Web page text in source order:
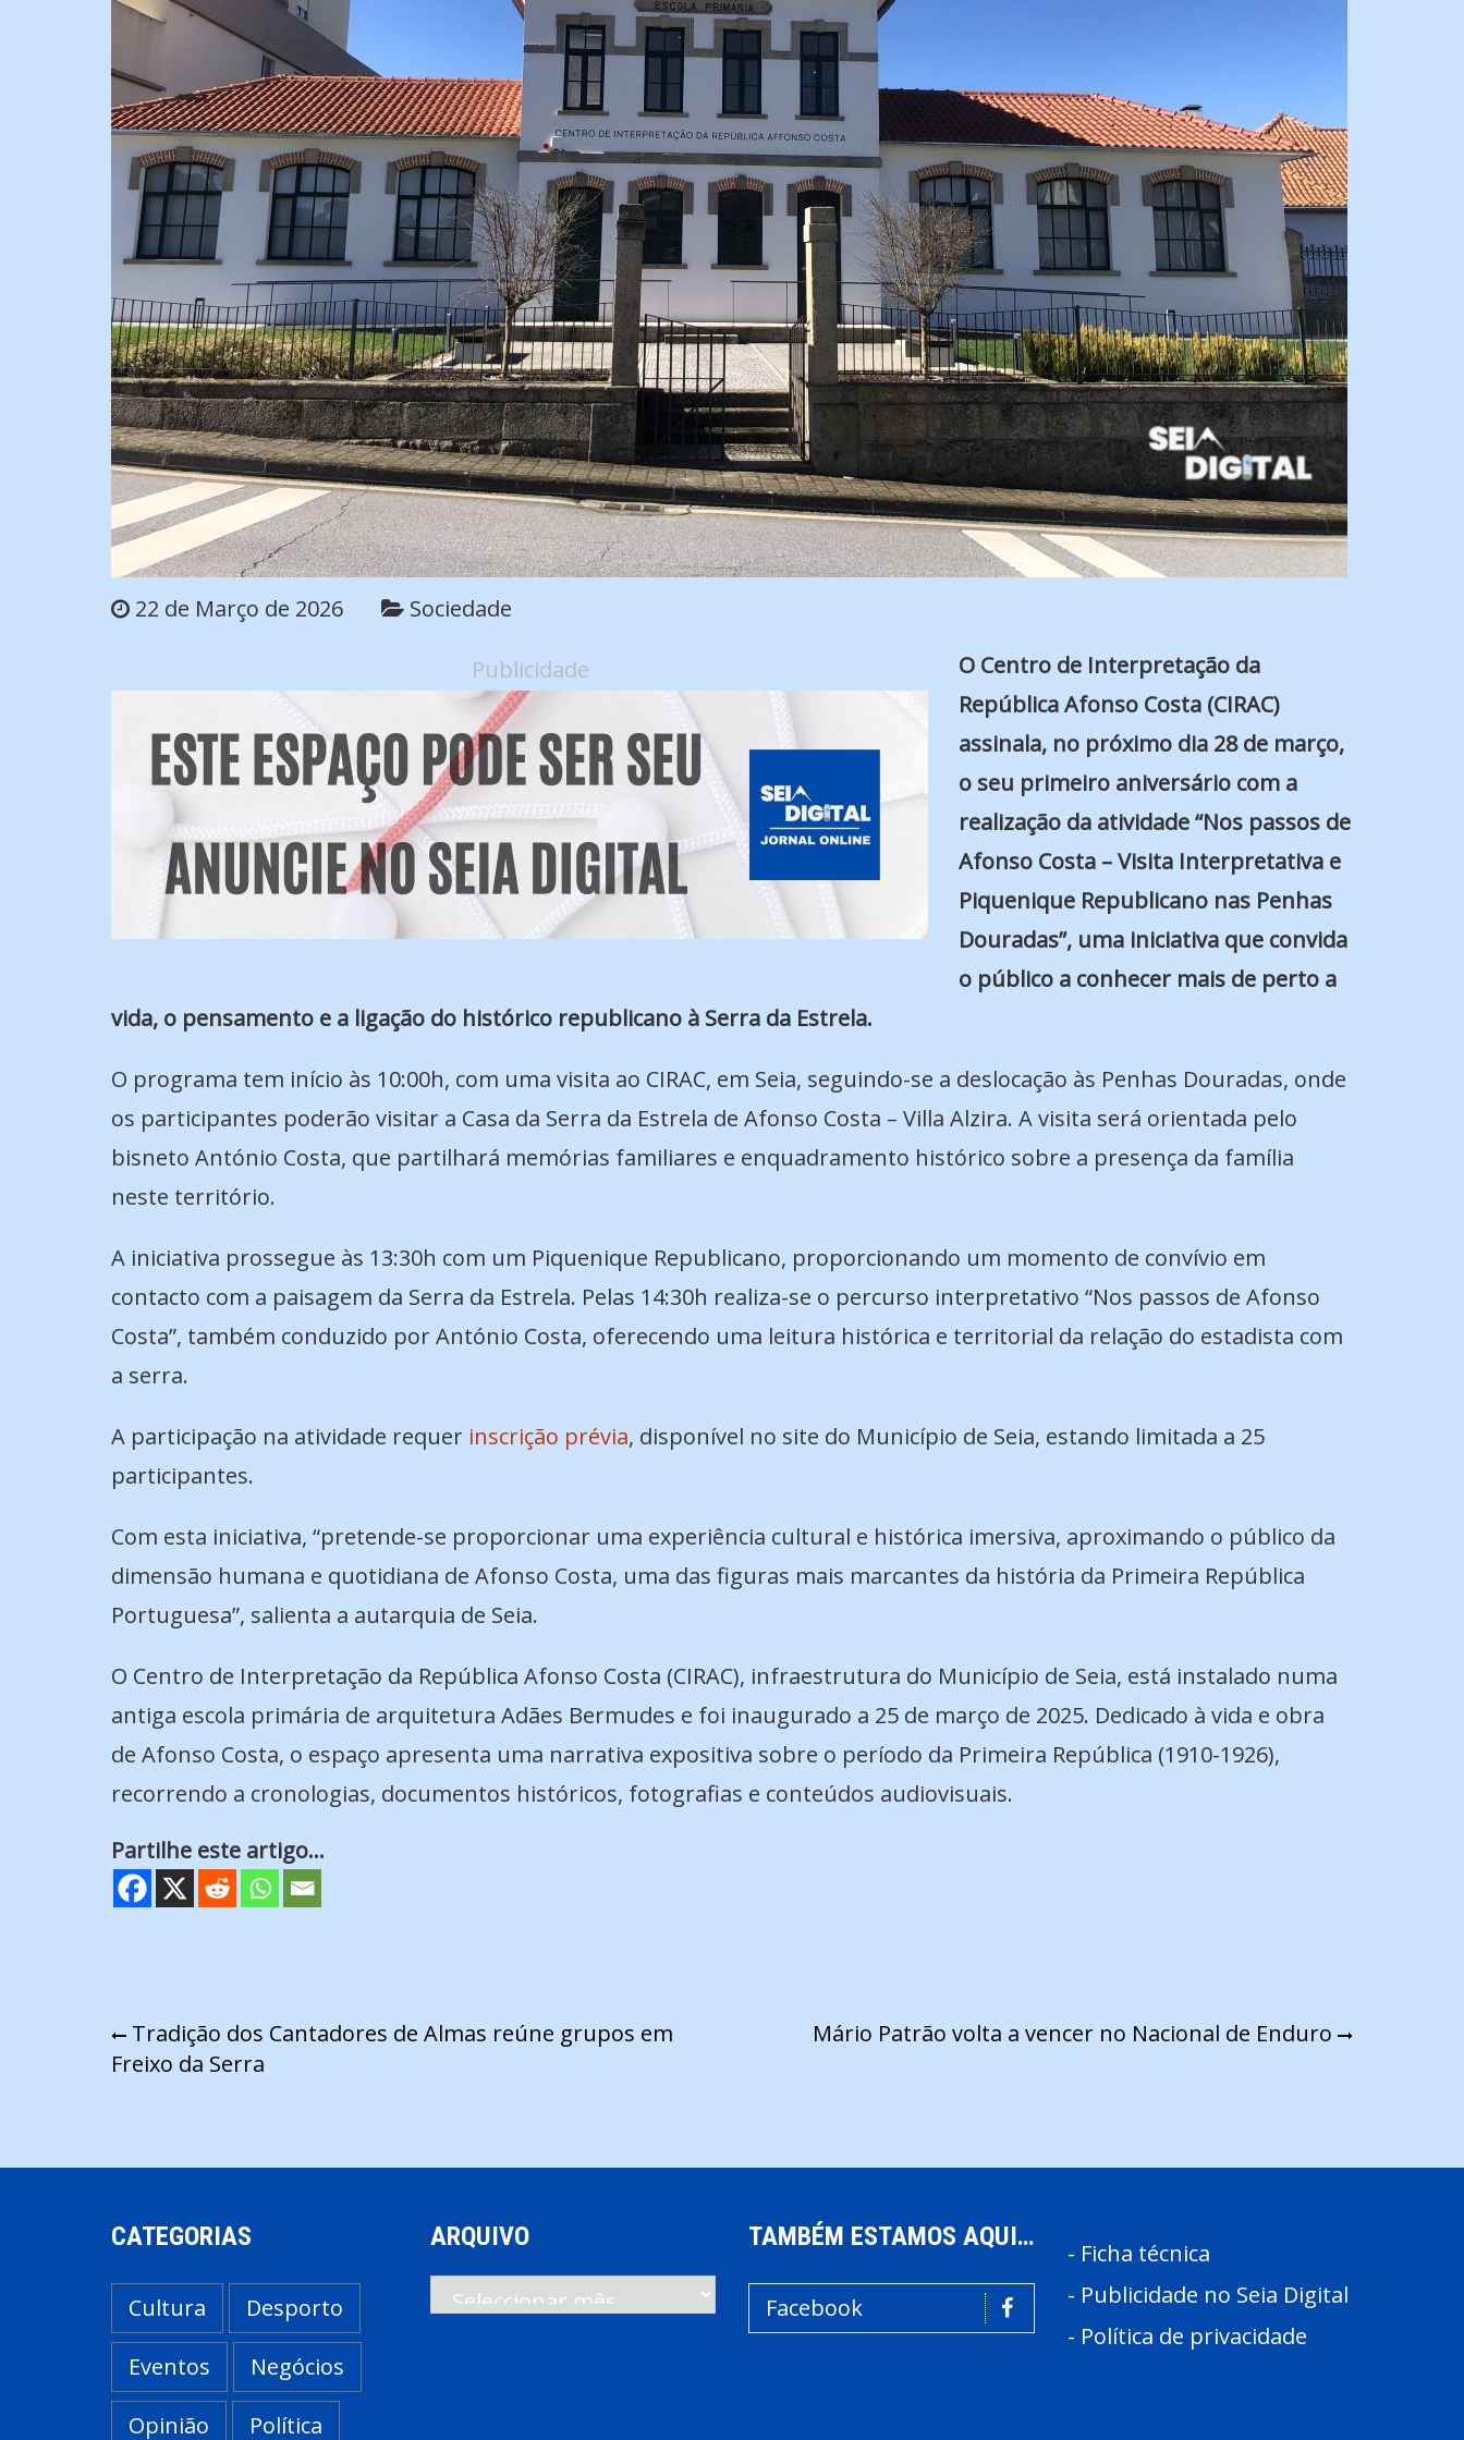
22 de Março de 2026 Sociedade
Publicidade
O Centro de Interpretação da
República Afonso Costa (CIRAC)
assinala, no próximo dia 28 de março,
o seu primeiro aniversário com a
realização da atividade “Nos passos de
Afonso Costa – Visita Interpretativa e
Piquenique Republicano nas Penhas
Douradas”, uma iniciativa que convida
o público a conhecer mais de perto a
vida, o pensamento e a ligação do histórico republicano à Serra da Estrela.
O programa tem início às 10:00h, com uma visita ao CIRAC, em Seia, seguindo-se a deslocação às Penhas Douradas, onde
os participantes poderão visitar a Casa da Serra da Estrela de Afonso Costa – Villa Alzira. A visita será orientada pelo
bisneto António Costa, que partilhará memórias familiares e enquadramento histórico sobre a presença da família
neste território.
A iniciativa prossegue às 13:30h com um Piquenique Republicano, proporcionando um momento de convívio em
contacto com a paisagem da Serra da Estrela. Pelas 14:30h realiza-se o percurso interpretativo “Nos passos de Afonso
Costa”, também conduzido por António Costa, oferecendo uma leitura histórica e territorial da relação do estadista com
a serra.
A participação na atividade requer inscrição prévia, disponível no site do Município de Seia, estando limitada a 25
participantes.
Com esta iniciativa, “pretende-se proporcionar uma experiência cultural e histórica imersiva, aproximando o público da
dimensão humana e quotidiana de Afonso Costa, uma das figuras mais marcantes da história da Primeira República
Portuguesa”, salienta a autarquia de Seia.
O Centro de Interpretação da República Afonso Costa (CIRAC), infraestrutura do Município de Seia, está instalado numa
antiga escola primária de arquitetura Adães Bermudes e foi inaugurado a 25 de março de 2025. Dedicado à vida e obra
de Afonso Costa, o espaço apresenta uma narrativa expositiva sobre o período da Primeira República (1910-1926),
recorrendo a cronologias, documentos históricos, fotografias e conteúdos audiovisuais.
Partilhe este artigo...
Navegação
de
Tradição dos Cantadores de Almas reúne grupos em
Freixo da Serra
Mário Patrão volta a vencer no Nacional de Enduro
CATEGORIAS
Cultura
Desporto
Eventos
Negócios
Opinião
Política
ARQUIVO
Arquivo
TAMBÉM ESTAMOS AQUI…
Facebook
- Ficha técnica
- Publicidade no Seia Digital
- Política de privacidade